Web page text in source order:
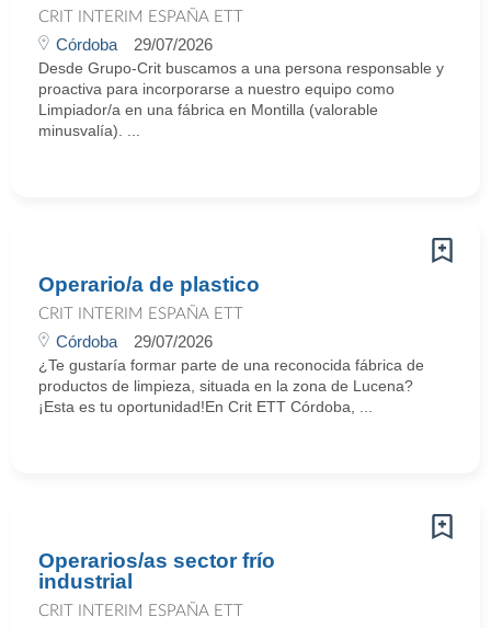
CRIT INTERIM ESPAÑA ETT
Córdoba 29/07/2026
Desde Grupo-Crit buscamos a una persona responsable y
proactiva para incorporarse a nuestro equipo como
Limpiador/a en una fábrica en Montilla (valorable
minusvalía). ...
Operario/a de plastico
CRIT INTERIM ESPAÑA ETT
Córdoba 29/07/2026
¿Te gustaría formar parte de una reconocida fábrica de
productos de limpieza, situada en la zona de Lucena?
¡Esta es tu oportunidad!En Crit ETT Córdoba, ...
Operarios/as sector frío
industrial
CRIT INTERIM ESPAÑA ETT